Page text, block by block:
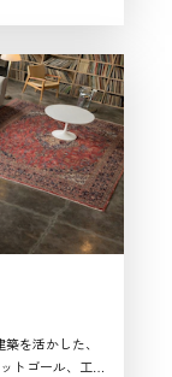
すめできるスタ
を活かした、
トゴール、工場